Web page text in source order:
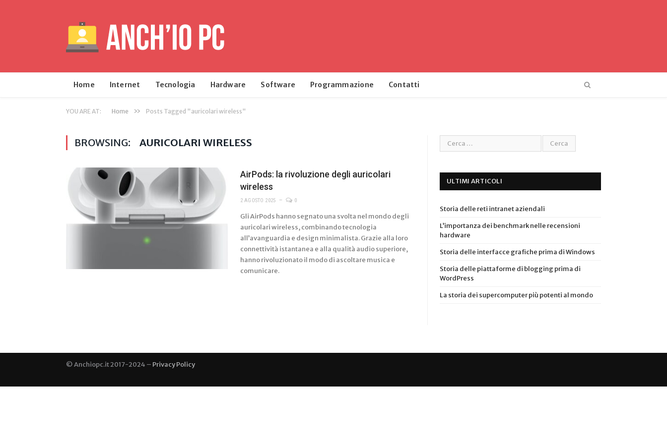
Home Internet Tecnologia Hardware Software Programmazione Contatti
YOU ARE AT: Home » Posts Tagged "auricolari wireless"
BROWSING: AURICOLARI WIRELESS
AirPods: la rivoluzione degli auricolari
wireless
2 AGOSTO 2025 0
Gli AirPods hanno segnato una svolta nel mondo degli
auricolari wireless, combinando tecnologia
all’avanguardia e design minimalista. Grazie alla loro
connettività istantanea e alla qualità audio superiore,
hanno rivoluzionato il modo di ascoltare musica e
comunicare.
ULTIMI ARTICOLI
Storia delle reti intranet aziendali
L’importanza dei benchmark nelle recensioni
hardware
Storia delle interfacce grafiche prima di Windows
Storia delle piattaforme di blogging prima di
WordPress
La storia dei supercomputer più potenti al mondo
© Anchiopc.it 2017-2024 – Privacy Policy